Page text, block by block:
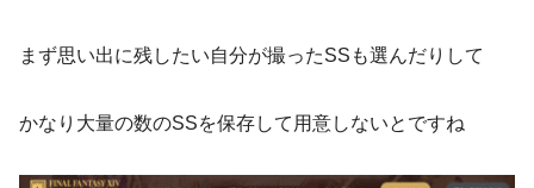
まず思い出に残したい自分が撮ったSSも選んだりして
かなり大量の数のSSを保存して用意しないとですね